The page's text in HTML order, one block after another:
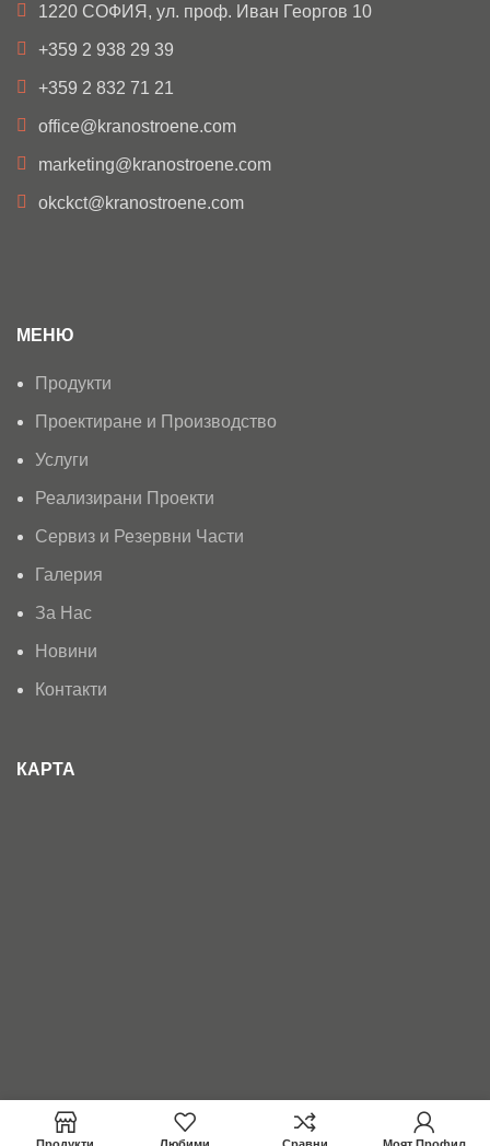
1220 СОФИЯ, ул. проф. Иван Георгов 10
+359 2 938 29 39
+359 2 832 71 21
office@kranostroene.com
marketing@kranostroene.com
okckct@kranostroene.com
МЕНЮ
Продукти
Проектиране и Производство
Услуги
Реализирани Проекти
Сервиз и Резервни Части
Галерия
За Нас
Новини
Контакти
КАРТА